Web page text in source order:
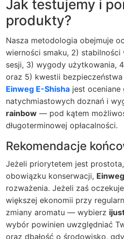
Jak testujemy i
produkty?
Nasza metodologia obejmuje
wierności smaku, 2)
sesji, 3) wygody użytkowania,
oraz 5) kwestii
Einweg E-Shisha jest oceniane
natychmiastowych doznań i
rainbow — pod kątem
długoterminowej opłacalności.
Rekomendacje
Jeżeli priorytetem jest
obowiązku konserwacji,
rozważenia. Jeżeli zaś
większej ekonomii przy
zmiany aromatu — wybierz
wybór powinien uwzględniać
oraz dbałość o środowisko,